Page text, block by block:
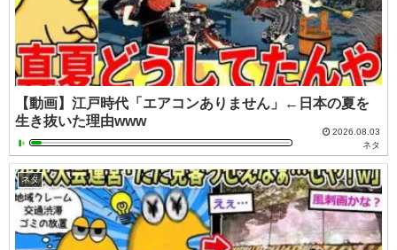
【動画】江戸時代「エアコンありません」←日本の夏を
生き抜いた理由www
2026.08.03
ネタ
ネタ